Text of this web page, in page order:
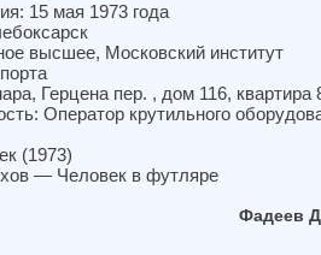
15 мая 1973 года
высшее, Московский институт
Герцена пер. , дом 116, квартира
Оператор крутильного
(1973)
— Человек в футляре
Фадеев